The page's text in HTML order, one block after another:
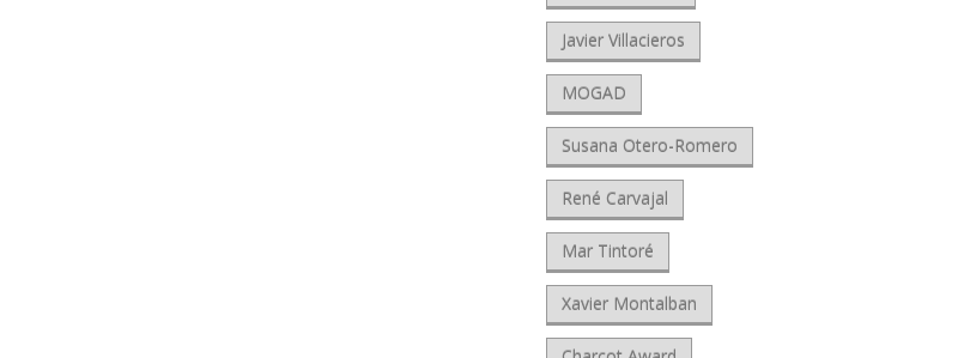
Javier Villacieros
MOGAD
Susana Otero-Romero
René Carvajal
Mar Tintoré
Xavier Montalban